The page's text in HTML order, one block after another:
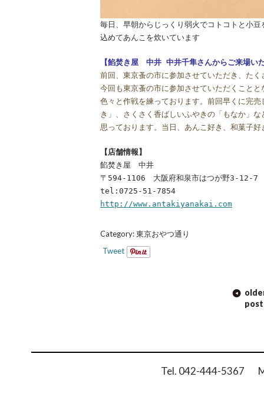
毎日、早朝からじっくり弱火でコトコトと小
込めてあんこを炊いています
【餡焚き屋 中井 中井千隼さんからご来場い
前回、東京蚤の市に参加させていただき、た
今回も東京蚤の市に参加させていただくこと
色々と作戦を練っております。前回早くに完
き」、さくさく香ばしいふやきの「もなか」
思っております。当日、あんこ好き、和菓子
【店舗情報】
餡焚き屋 中井
〒594-1106 大阪府和泉市はつが野3-12-7
tel:0725-51-7854
http://www.antakiyanakai.com
Category:東京おやつ通り
Tweet
Tel. 042-444-5367